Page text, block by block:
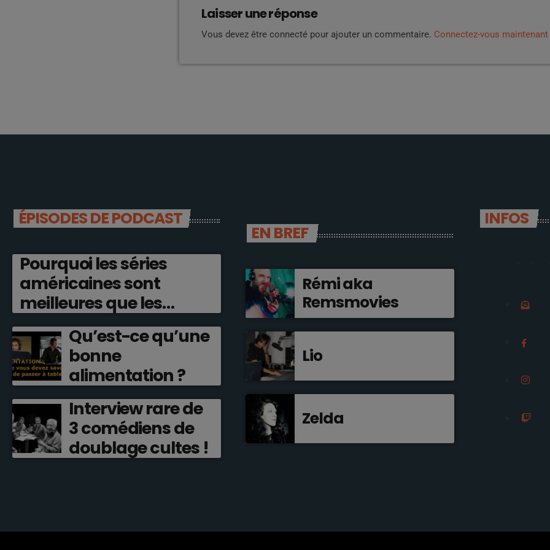
Laisser une réponse
Vous devez être connecté pour ajouter un commentaire. Connectez-vous maintenant
ÉPISODES DE PODCAST
Pourquoi les séries
américaines sont
meilleures que les
françaises ?
Qu’est-ce qu’une
bonne
alimentation ?
Interview rare de
3 comédiens de
doublage cultes !
EN BREF
Rémi aka
Remsmovies
Lio
Zelda
INFOS